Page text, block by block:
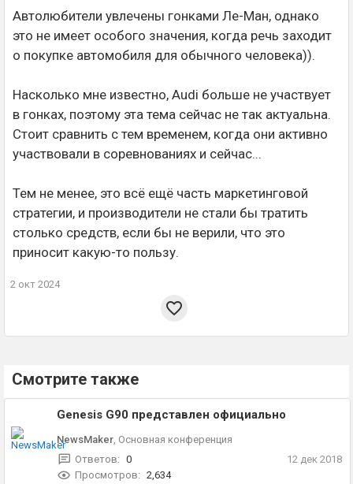
Автолюбители увлечены гонками Ле-Ман, однако
это не имеет особого значения, когда речь заходит
о покупке автомобиля для обычного человека)).
Насколько мне известно, Audi больше не участвует
в гонках, поэтому эта тема сейчас не так актуальна.
Стоит сравнить с тем временем, когда они активно
участвовали в соревнованиях и сейчас...
Тем не менее, это всё ещё часть маркетинговой
стратегии, и производители не стали бы тратить
столько средств, если бы не верили, что это
приносит какую-то пользу.
2 окт 2024
Смотрите также
Genesis G90 представлен официально
NewsMaker, Основная конференция
Ответов: 0
Просмотров: 2,634
12 дек 2018